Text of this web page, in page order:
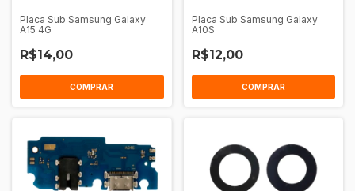
Placa Sub Samsung Galaxy
A15 4G
R$14,00
Placa Sub Samsung Galaxy
A10S
R$12,00